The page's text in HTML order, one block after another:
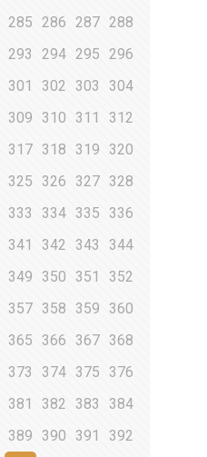
285 286 287 288
293 294 295 296
301 302 303
304
309 310 311
312
317 318 319
320
325 326 327 328
333 334 335
336
341 342 343
344
349 350 351
352
357 358 359 360
365 366 367 368
373 374 375 376
381 382 383
384
389 390 391 392